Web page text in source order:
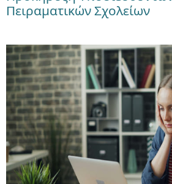
Πειραματικών Σχολείων